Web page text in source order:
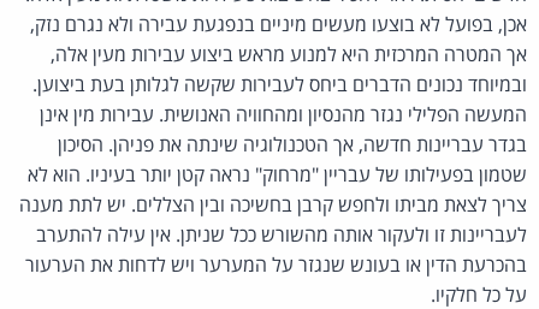
אכן, בפועל לא בוצעו מעשים מיניים בנפגעת עבירה ולא נגרם נזק,
אך המטרה המרכזית היא למנוע מראש ביצוע עבירות מעין אלה,
ובמיוחד נכונים הדברים ביחס לעבירות שקשה לגלותן בעת ביצוען.
המעשה הפלילי נגזר מהנסיון ומהחוויה האנושית. עבירות מין אינן
בגדר עבריינות חדשה, אך הטכנולוגיה שינתה את פניהן. הסיכון
שטמון בפעילותו של עבריין "מרחוק" נראה קטן יותר בעיניו. הוא לא
צריך לצאת מביתו ולחפש קרבן בחשיכה ובין הצללים. יש לתת מענה
לעבריינות זו ולעקור אותה מהשורש ככל שניתן. אין עילה להתערב
בהכרעת הדין או בעונש שנגזר על המערער ויש לדחות את הערעור
על כל חלקיו.